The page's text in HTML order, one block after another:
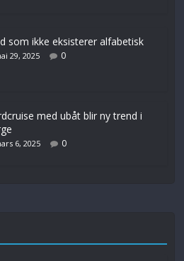
som ikke eksisterer alfabetisk
29, 2025 0
med ubåt blir ny trend i
6, 2025 0